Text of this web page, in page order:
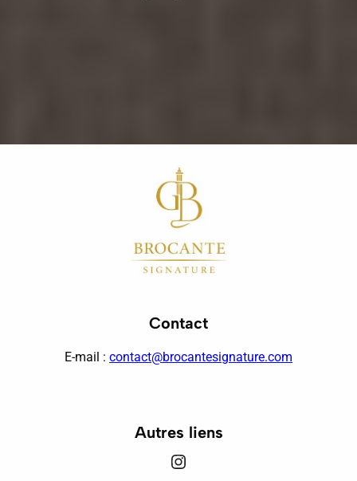
Contact
E-mail : contact@brocantesignature.com
Autres liens
Instagram